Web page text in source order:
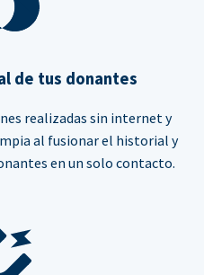
de tus donantes
realizadas sin internet y
al fusionar el historial y
en un solo contacto.